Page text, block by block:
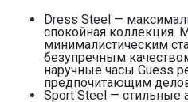
Dress Steel —
спокойная коллекция.
минималистическим
безупречным
наручные часы Guess
предпочитающим
Sport Steel — стильные